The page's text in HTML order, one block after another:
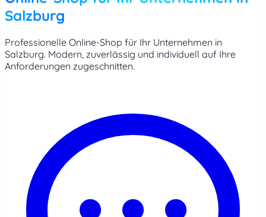
Salzburg
Professionelle Online-Shop für Ihr Unternehmen in
Salzburg. Modern, zuverlässig und individuell auf Ihre
Anforderungen zugeschnitten.